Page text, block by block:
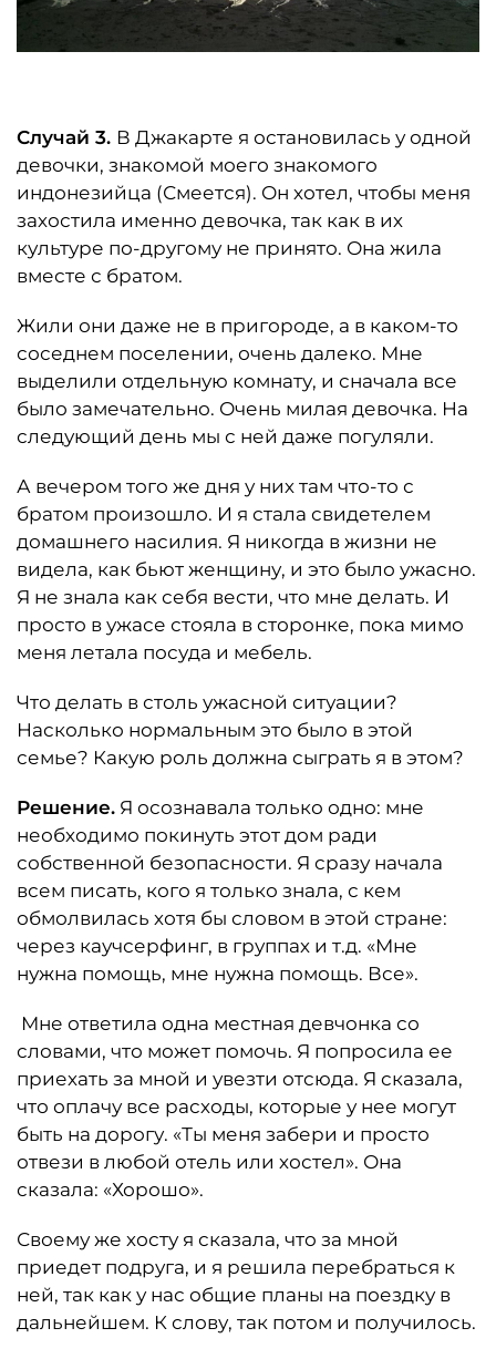
Случай 3. В Джакарте я остановилась у одной
девочки, знакомой моего знакомого
индонезийца (Смеется). Он хотел, чтобы меня
захостила именно девочка, так как в их
культуре по-другому не принято. Она жила
вместе с братом.
Жили они даже не в пригороде, а в каком-то
соседнем поселении, очень далеко. Мне
выделили отдельную комнату, и сначала все
было замечательно. Очень милая девочка. На
следующий день мы с ней даже погуляли.
А вечером того же дня у них там что-то с
братом произошло. И я стала свидетелем
домашнего насилия. Я никогда в жизни не
видела, как бьют женщину, и это было ужасно.
Я не знала как себя вести, что мне делать. И
просто в ужасе стояла в сторонке, пока мимо
меня летала посуда и мебель.
Что делать в столь ужасной ситуации?
Насколько нормальным это было в этой
семье? Какую роль должна сыграть я в этом?
Решение. Я осознавала только одно: мне
необходимо покинуть этот дом ради
собственной безопасности. Я сразу начала
всем писать, кого я только знала, с кем
обмолвилась хотя бы словом в этой стране:
через каучсерфинг, в группах и т.д. «Мне
нужна помощь, мне нужна помощь. Все».
Мне ответила одна местная девчонка со
словами, что может помочь. Я попросила ее
приехать за мной и увезти отсюда. Я сказала,
что оплачу все расходы, которые у нее могут
быть на дорогу. «Ты меня забери и просто
отвези в любой отель или хостел». Она
сказала: «Хорошо».
Своему же хосту я сказала, что за мной
приедет подруга, и я решила перебраться к
ней, так как у нас общие планы на поездку в
дальнейшем. К слову, так потом и получилось.